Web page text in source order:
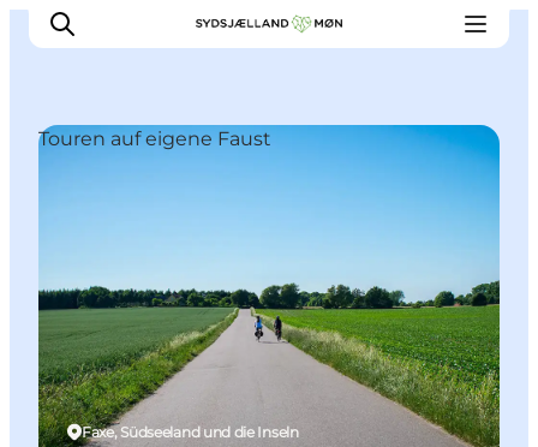
Essen
Unterkunft
Reise planen
Faxe, Südseeland und die Inseln
Touren auf eigene Faust